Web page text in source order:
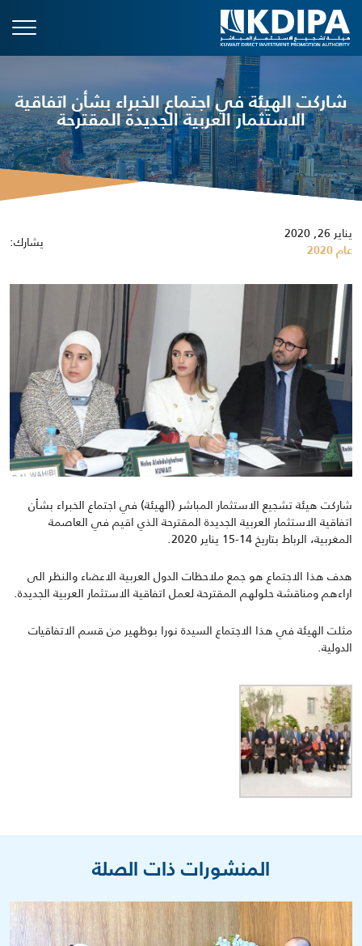
شاركت الهيئة في اجتماع الخبراء بشأن اتفاقية
الاستثمار العربية الجديدة المقترحة
يناير 26, 2020
عام 2020 يشارك:
شاركت هيئة تشجيع الاستثمار المباشر (الهيئة) في اجتماع الخبراء بشأن
اتفاقية الاستثمار العربية الجديدة المقترحة الذي اقيم في العاصمة
المغربية، الرباط بتاريخ 14-15 يناير 2020.
هدف هذا الاجتماع هو جمع ملاحظات الدول العربية الاعضاء والنظر الى
اراءهم ومناقشة حلولهم المقترحة لعمل اتفاقية الاستثمار العربية الجديدة.
مثلت الهيئة في هذا الاجتماع السيدة نورا بوظهير من قسم الاتفاقيات
الدولية.
المنشورات ذات الصلة